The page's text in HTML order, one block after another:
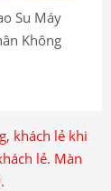
Su Máy
Không
khách lẻ khi
lẻ. Màn